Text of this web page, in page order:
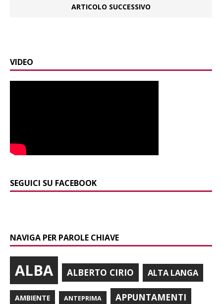
ARTICOLO SUCCESSIVO
VIDEO
SEGUICI SU FACEBOOK
NAVIGA PER PAROLE CHIAVE
ALBA ALBERTO CIRIO ALTA LANGA
AMBIENTE ANTEPRIMA APPUNTAMENTI